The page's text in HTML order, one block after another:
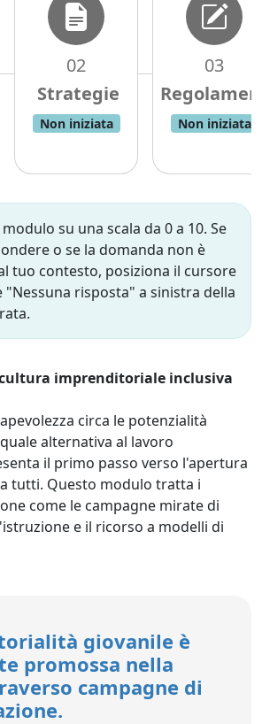
02
Non iniziata
03
Non iniziata
su una scala da 0 a 10. Se
o se la domanda non è
tuo contesto, posiziona il cursore
"Nessuna risposta" a sinistra della
imprenditoriale inclusiva
circa le potenzialità
alternativa al lavoro
il primo passo verso l'apertura
tutti. Questo modulo tratta i
come le campagne mirate di
e il ricorso a modelli di
giovanile è
promossa nella
campagne di